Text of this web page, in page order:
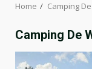
Home Camping
Camping De